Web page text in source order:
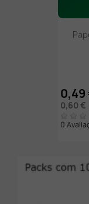
0,49
0,60 €
0